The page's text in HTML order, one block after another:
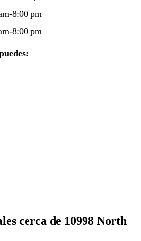
8:00 pm
8:00 pm
cerca de 10998 North